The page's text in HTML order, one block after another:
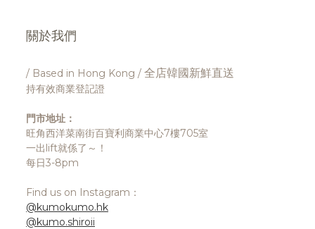
關於我們
/ Based in Hong Kong / 全店韓國新鮮直送
持有效商業登記證
門市地址：
旺角西洋菜南街百寶利商業中心7樓705室
一出lift就係了～！
每日3-8pm
Find us on Instagram：
@kumokumo.hk
@kumo.shiroii